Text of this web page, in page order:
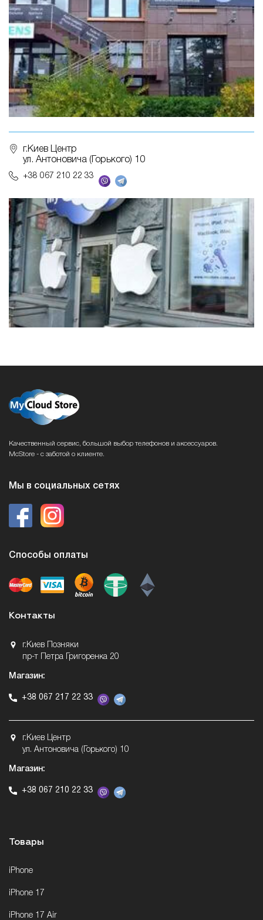
г.Киев Центр
ул. Антоновича (Горького) 10
+38 067 210 22 33
Качественный сервис, большой выбор телефонов и аксессуаров.
McStore - с заботой о клиенте.
Мы в социальных сетях
Способы оплаты
Контакты
г.Киев Позняки
пр-т Петра Григоренка 20
Магазин:
+38 067 217 22 33
г.Киев Центр
ул. Антоновича (Горького) 10
Магазин:
+38 067 210 22 33
Товары
iPhone
iPhone 17
iPhone 17 Air